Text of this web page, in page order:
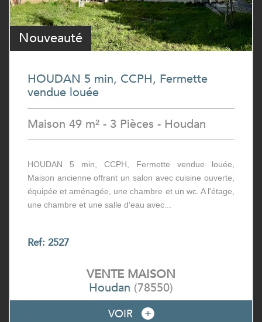
Sous Offre
Nouveauté
HOUDAN 5 min, CCPH, Fermette
vendue louée
Maison 49 m² - 3 Pièces - Houdan
HOUDAN 5 min, CCPH, Fermette vendue louée,
Maison ancienne offrant un salon avec cuisine ouverte,
équipée et aménagée, une chambre et un wc. A l'étage,
une chambre et une salle d'eau avec...
Ref: 2527
VENTE MAISON
Houdan (78550)
VOIR